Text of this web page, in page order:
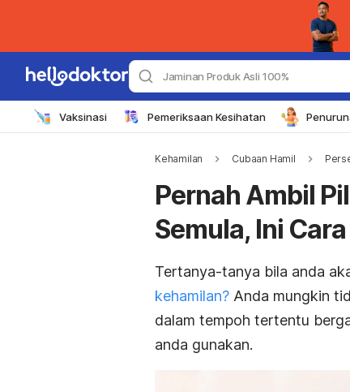
Jaminan Produk Asli 100%
Vaksinasi Pemeriksaan Kesihatan
Kehamilan Cubaan Hamil
Pernah Ambil
Semula, Ini
Tertanya-tanya bila anda
kehamilan? Anda mungkin
dalam tempoh tertentu
anda gunakan.